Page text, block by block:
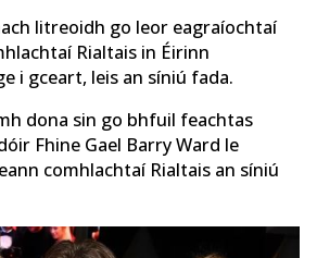
litreoidh go leor eagraíochtaí
Rialtais in Éirinn
i gceart, leis an síniú fada.
dona sin go bhfuil feachtas
Fhine Gael Barry Ward le
comhlachtaí Rialtais an síniú